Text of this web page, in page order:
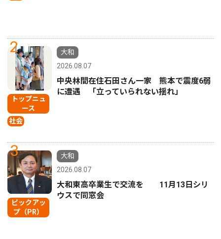
2
トップニュ
ース
社会
大和
2026.08.07
中央林間在住石田さん一家 熊本で震度6弱
に遭遇 「立っていられない揺れ」
3
ピックアッ
プ（PR）
大和
2026.08.07
大和東高卒業生で交流を 11月13日シリ
ウスで同窓会